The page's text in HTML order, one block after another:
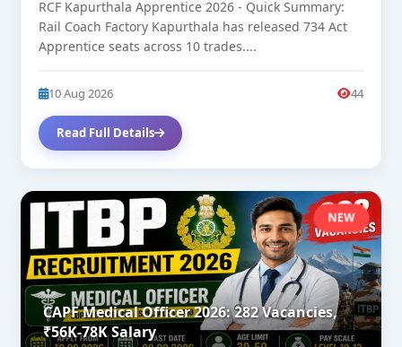
RCF Kapurthala Apprentice 2026 - Quick Summary:
Rail Coach Factory Kapurthala has released 734 Act
Apprentice seats across 10 trades....
10 Aug 2026 44
Read Full Details
NEW
CAPF Medical Officer 2026: 282 Vacancies,
₹56K-78K Salary